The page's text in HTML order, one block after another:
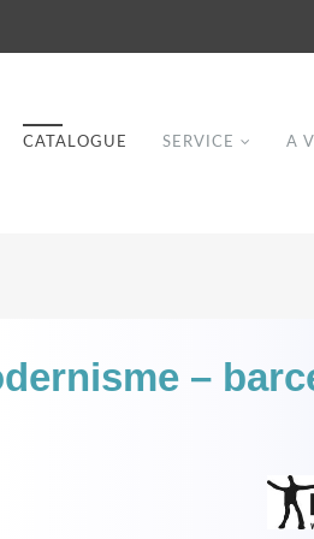
CATALOGUE SERVICE A
–
adipiscing elit. Aenean
dolor.